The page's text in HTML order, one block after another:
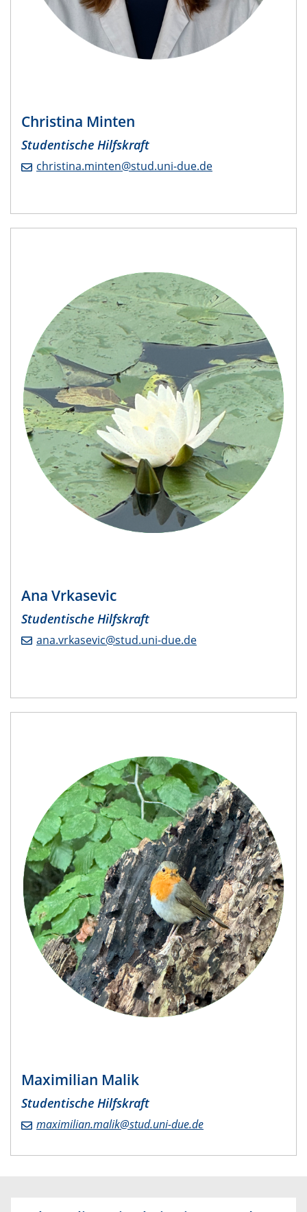
Christina Minten
​Studentische Hilfskraft
christina.minten@stud.uni-due.de
Ana Vrkasevic
​Studentische Hilfskraft
ana.vrkasevic@stud.uni-due.de
Maximilian Malik
​Studentische Hilfskraft
maximilian.malik@stud.uni-due.de